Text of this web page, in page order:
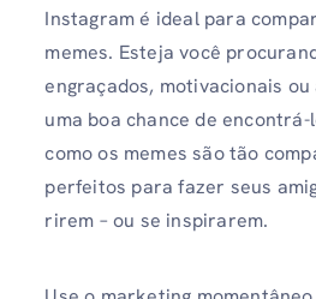
Instagram é ideal para
memes. Esteja você
engraçados, motivacionais ou
uma boa chance de
como os memes são tão
perfeitos para fazer seus
rirem – ou se inspirarem.